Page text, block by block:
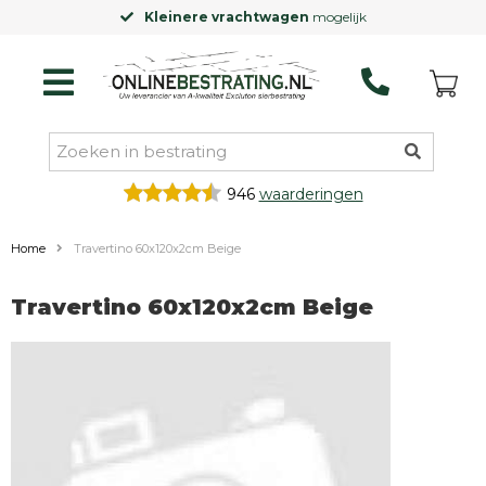
Kleinere vrachtwagen mogelijk
946 waarderingen
Home Travertino 60x120x2cm Beige
Travertino 60x120x2cm Beige